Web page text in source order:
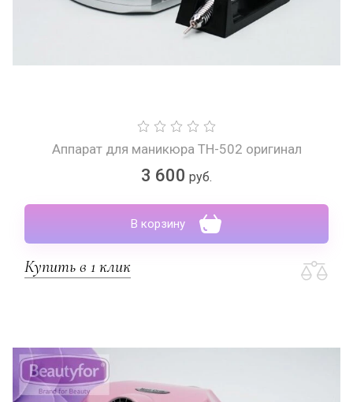
Аппарат для маникюра TH-502 оригинал
3 600 руб.
В корзину
Купить в 1 клик